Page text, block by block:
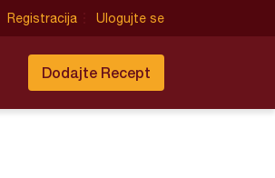
Registracija Ulogujte se
Dodajte Recept